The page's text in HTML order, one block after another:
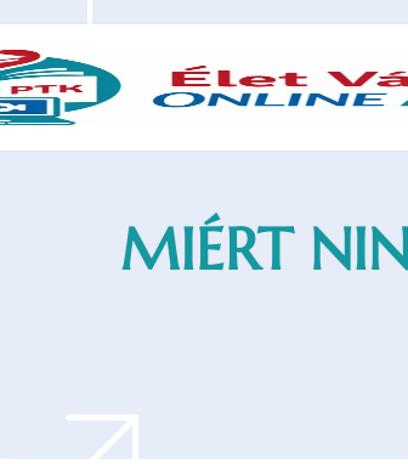
MIÉRT